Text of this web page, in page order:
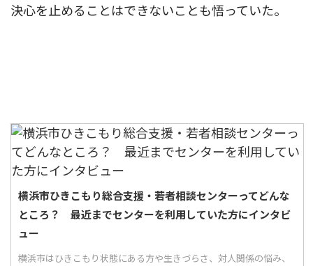
決心を止めることはできないことも悟っていた。
横浜市ひきこもり総合支援・若者相談センターってどんな
ところ？ 最近までセンターを利用していた方にインタビ
ュー
横浜市はひきこもり状態にある方や生きづらさ、対人関係の悩み、